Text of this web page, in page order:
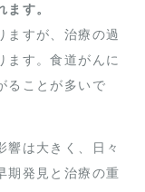
す。
ますが、治療の過
ます。食道がんに
ることが多いで
響は大きく、日々
期発見と治療の重